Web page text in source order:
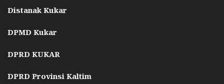
Distanak Kukar
DPMD Kukar
DPRD KUKAR
DPRD Provinsi Kaltim